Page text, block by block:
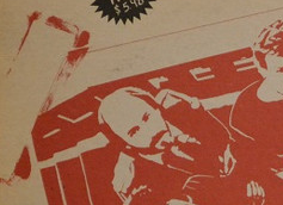
koncert
07.
1985-ből - Issei Noro „Sweet
1984-ből - John Scofield
06.